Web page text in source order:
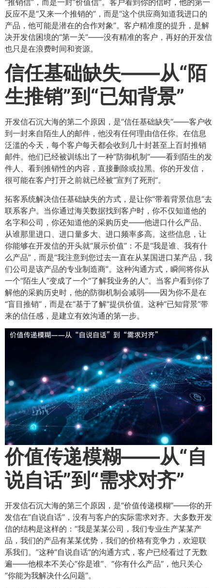
反应不是“又来一个推销的”，而是“这个供应商知道我进口的
产品，他可能是潜在的合作对象”。客户精准度的提升，是解
决开发信困境的“第一关”——没有精准的客户，再好的开发信
也只是在浪费时间和资源。
信任基础缺失——从“陌
生推销”到“已知背景”​
开发信石沉大海的第二个原因，是“信任基础缺失”——客户收
到一封来自陌生人的邮件，他没有任何理由信任你。在信息
泛滥的今天，每个客户每天都会收到几十封甚至上百封推销
邮件。他们已经被训练出了一种“防御机制”——看到陌生的发
件人、看到推销性的内容，直接删除或拉黑。你的开发信，
很可能在客户打开之前就已经被“宣判了死刑”。
拓客系统解决信任基础缺失的方式，是让你“带着背景信息”去
联系客户。当你通过海关数据找到客户时，你不仅知道他的
名字和公司，你还知道他的采购历史——他进口什么产品、
从谁那里进口、进口量多大、进口频率多高。这些信息，让
你能够在开发信的开头就“展示价值”：不是“我是谁、我有什
么产品”，而是“我注意到您过去一直在从某国进口某产品，我
们公司是该产品的专业制造商”。这种沟通方式，瞬间将你从
一个“陌生人”变成了一个“了解我业务的人”。当客户看到你了
解他的采购历史时，他的防御机制会减弱——因为你不是在
“盲目推销”，而是在“基于了解”提供价值。这种“已知背景”带
来的信任感，是建立有效沟通的第一步。
价值传递模糊——从“自
说自话”到“需求对齐”​
开发信石沉大海的第三个原因，是“价值传递模糊”——你的开
发信在“自说自话”，没有与客户的实际需求对齐。大多数开发
信的结构是这样的：“我是某某公司，我们专业生产某某产
品，我们的产品有某某优势，我们的价格有竞争力，欢迎联
系我们。”这种“自说自话”的沟通方式，客户已经看过了无数
遍——他根本不关心“你是谁”、“你有什么产品”，他只关心
“你能为我解决什么问题”。